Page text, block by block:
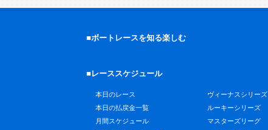
■ボートレースを知る楽しむ
■レーススケジュール
本日のレース
本日の払戻金一覧
月間スケジュール
ヴィーナスシリーズ
ルーキーシリーズ
マスターズリーグ